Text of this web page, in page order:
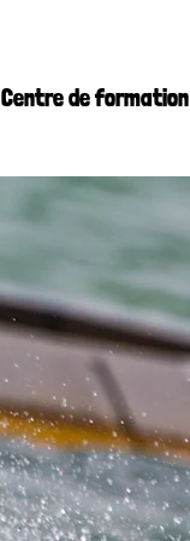
Centre de formation